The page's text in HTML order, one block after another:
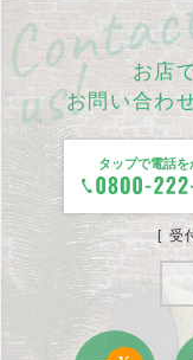
お店
お問い合わ
タップで電話を
[ 受